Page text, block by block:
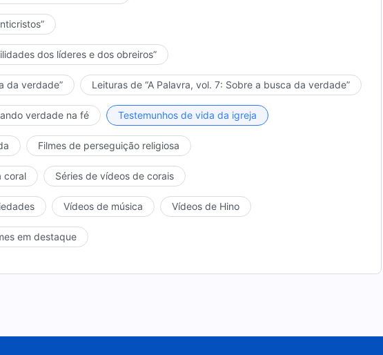
dos líderes e dos obreiros”
da verdade” Leituras de “A Palavra, vol. 7: Sobre a busca da verdade”
verdade na fé Testemunhos de vida da igreja
Filmes de perseguição religiosa
coral Séries de vídeos de corais
Vídeos de música Vídeos de Hino
em destaque